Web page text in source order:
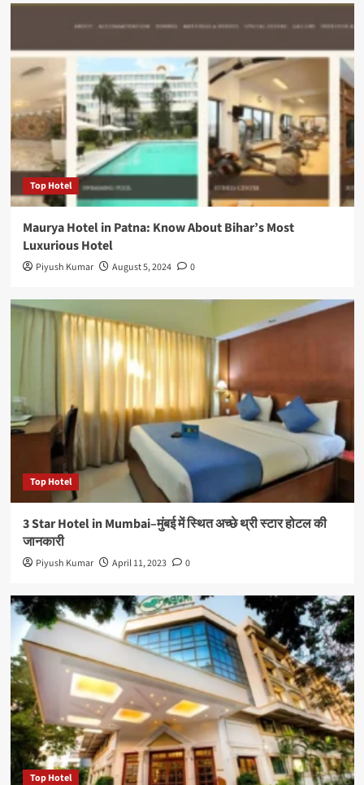
Top Hotel
Maurya Hotel in Patna: Know About Bihar’s Most
Luxurious Hotel
Piyush Kumar August 5, 2024 0
Top Hotel
3 Star Hotel in Mumbai–मुंबई में स्थित अच्छे थ्री स्टार होटल की
जानकारी
Piyush Kumar April 11, 2023 0
Top Hotel